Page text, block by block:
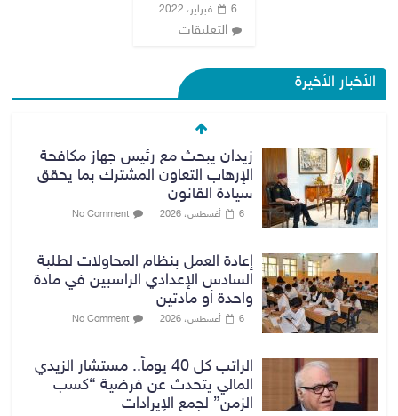
6 فبراير، 2022
التعليقات
الأخبار الأخيرة
زيدان يبحث مع رئيس جهاز مكافحة
الإرهاب التعاون المشترك بما يحقق
سيادة القانون
6 أغسطس، 2026 No Comment
إعادة العمل بنظام المحاولات لطلبة
السادس الإعدادي الراسبين في مادة
واحدة أو مادتين
6 أغسطس، 2026 No Comment
الراتب كل 40 يوماً.. مستشار الزيدي
المالي يتحدث عن فرضية “كسب
الزمن” لجمع الإيرادات